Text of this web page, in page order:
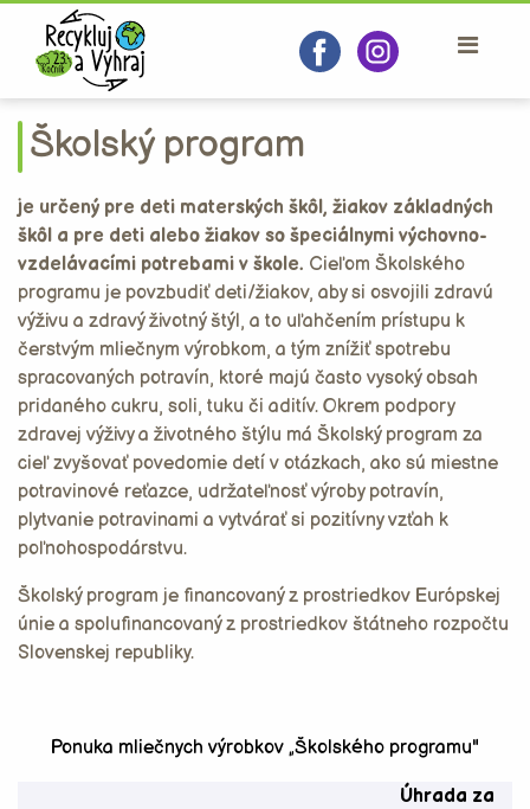
Školský program
je určený pre deti materských škôl, žiakov základných
škôl a pre deti alebo žiakov so špeciálnymi výchovno-
vzdelávacími potrebami v škole. Cieľom Školského
programu je povzbudiť deti/žiakov, aby si osvojili zdravú
výživu a zdravý životný štýl, a to uľahčením prístupu k
čerstvým mliečnym výrobkom, a tým znížiť spotrebu
spracovaných potravín, ktoré majú často vysoký obsah
pridaného cukru, soli, tuku či aditív. Okrem podpory
zdravej výživy a životného štýlu má Školský program za
cieľ zvyšovať povedomie detí v otázkach, ako sú miestne
potravinové reťazce, udržateľnosť výroby potravín,
plytvanie potravinami a vytvárať si pozitívny vzťah k
poľnohospodárstvu.
Školský program je financovaný z prostriedkov Európskej
únie a spolufinancovaný z prostriedkov štátneho rozpočtu
Slovenskej republiky.
Ponuka mliečnych výrobkov „Školského programu"
Úhrada za